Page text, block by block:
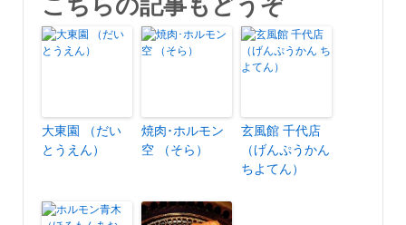
大東園 （だい
とうえん）
焼肉･ホルモン
空 （そら）
玄風館 千代店
（げんぷうかん
ちよてん）